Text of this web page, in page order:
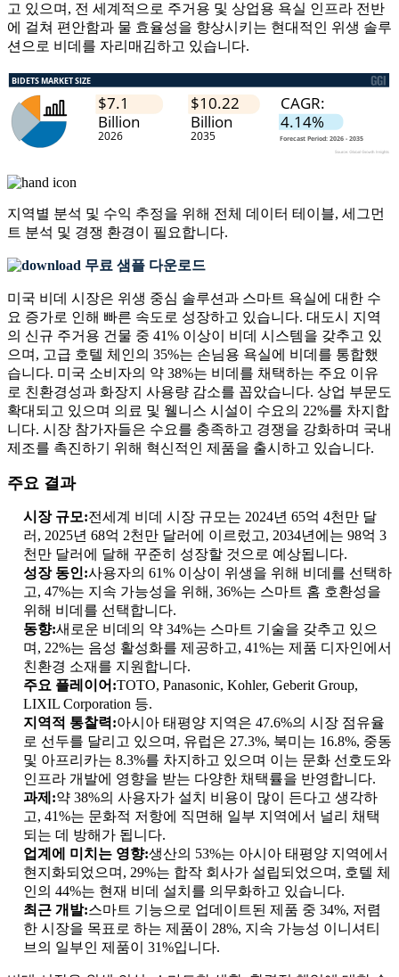
고 있으며, 전 세계적으로 주거용 및 상업용 욕실 인프라 전반
에 걸쳐 편안함과 물 효율성을 향상시키는 현대적인 위생 솔루
션으로 비데를 자리매김하고 있습니다.
지역별 분석 및 수익 추정을 위해 전체 데이터 테이블, 세그먼
트 분석 및 경쟁 환경이 필요합니다.
무료 샘플 다운로드
미국 비데 시장은 위생 중심 솔루션과 스마트 욕실에 대한 수
요 증가로 인해 빠른 속도로 성장하고 있습니다. 대도시 지역
의 신규 주거용 건물 중 41% 이상이 비데 시스템을 갖추고 있
으며, 고급 호텔 체인의 35%는 손님용 욕실에 비데를 통합했
습니다. 미국 소비자의 약 38%는 비데를 채택하는 주요 이유
로 친환경성과 화장지 사용량 감소를 꼽았습니다. 상업 부문도
확대되고 있으며 의료 및 웰니스 시설이 수요의 22%를 차지합
니다. 시장 참가자들은 수요를 충족하고 경쟁을 강화하며 국내
제조를 촉진하기 위해 혁신적인 제품을 출시하고 있습니다.
주요 결과
시장 규모:전세계 비데 시장 규모는 2024년 65억 4천만 달
러, 2025년 68억 2천만 달러에 이르렀고, 2034년에는 98억 3
천만 달러에 달해 꾸준히 성장할 것으로 예상됩니다.
성장 동인:사용자의 61% 이상이 위생을 위해 비데를 선택하
고, 47%는 지속 가능성을 위해, 36%는 스마트 홈 호환성을
위해 비데를 선택합니다.
동향:새로운 비데의 약 34%는 스마트 기술을 갖추고 있으
며, 22%는 음성 활성화를 제공하고, 41%는 제품 디자인에서
친환경 소재를 지원합니다.
주요 플레이어:TOTO, Panasonic, Kohler, Geberit Group,
LIXIL Corporation 등.
지역적 통찰력:아시아 태평양 지역은 47.6%의 시장 점유율
로 선두를 달리고 있으며, 유럽은 27.3%, 북미는 16.8%, 중동
및 아프리카는 8.3%를 차지하고 있으며 이는 문화 선호도와
인프라 개발에 영향을 받는 다양한 채택률을 반영합니다.
과제:약 38%의 사용자가 설치 비용이 많이 든다고 생각하
고, 41%는 문화적 저항에 직면해 일부 지역에서 널리 채택
되는 데 방해가 됩니다.
업계에 미치는 영향:생산의 53%는 아시아 태평양 지역에서
현지화되었으며, 29%는 합작 회사가 설립되었으며, 호텔 체
인의 44%는 현재 비데 설치를 의무화하고 있습니다.
최근 개발:스마트 기능으로 업데이트된 제품 중 34%, 저렴
한 시장을 목표로 하는 제품이 28%, 지속 가능성 이니셔티
브의 일부인 제품이 31%입니다.